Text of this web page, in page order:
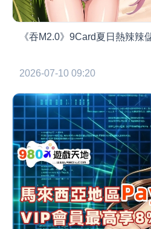
《吞M2.0》9Card夏日熱辣辣
2026-07-10 09:20